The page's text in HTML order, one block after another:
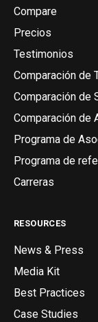
Compare
Precios
Testimonios
Comparación de
Comparación de
Comparación de
Programa de
Programa de
Carreras
RESOURCES
News & Press
Media Kit
Best Practices
Case Studies